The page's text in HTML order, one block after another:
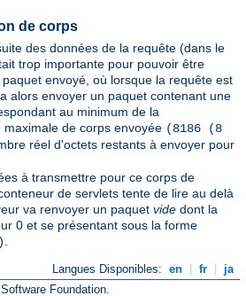
de corps
des données de la requête (dans le
trop importante pour pouvoir être
envoyé, où lorsque la requête est
alors envoyer un paquet contenant une
au minimum de la
maximale de corps envoyée (8186 (8
réel d'octets restants à envoyer pour
à transmettre pour ce corps de
de servlets tente de lire au delà
va renvoyer un paquet vide dont la
0 et se présentant sous la forme
Langues Disponibles: en fr
ja
Foundation.